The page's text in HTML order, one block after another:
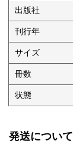
出版社
刊行年
サイズ
冊数
状態
発送について